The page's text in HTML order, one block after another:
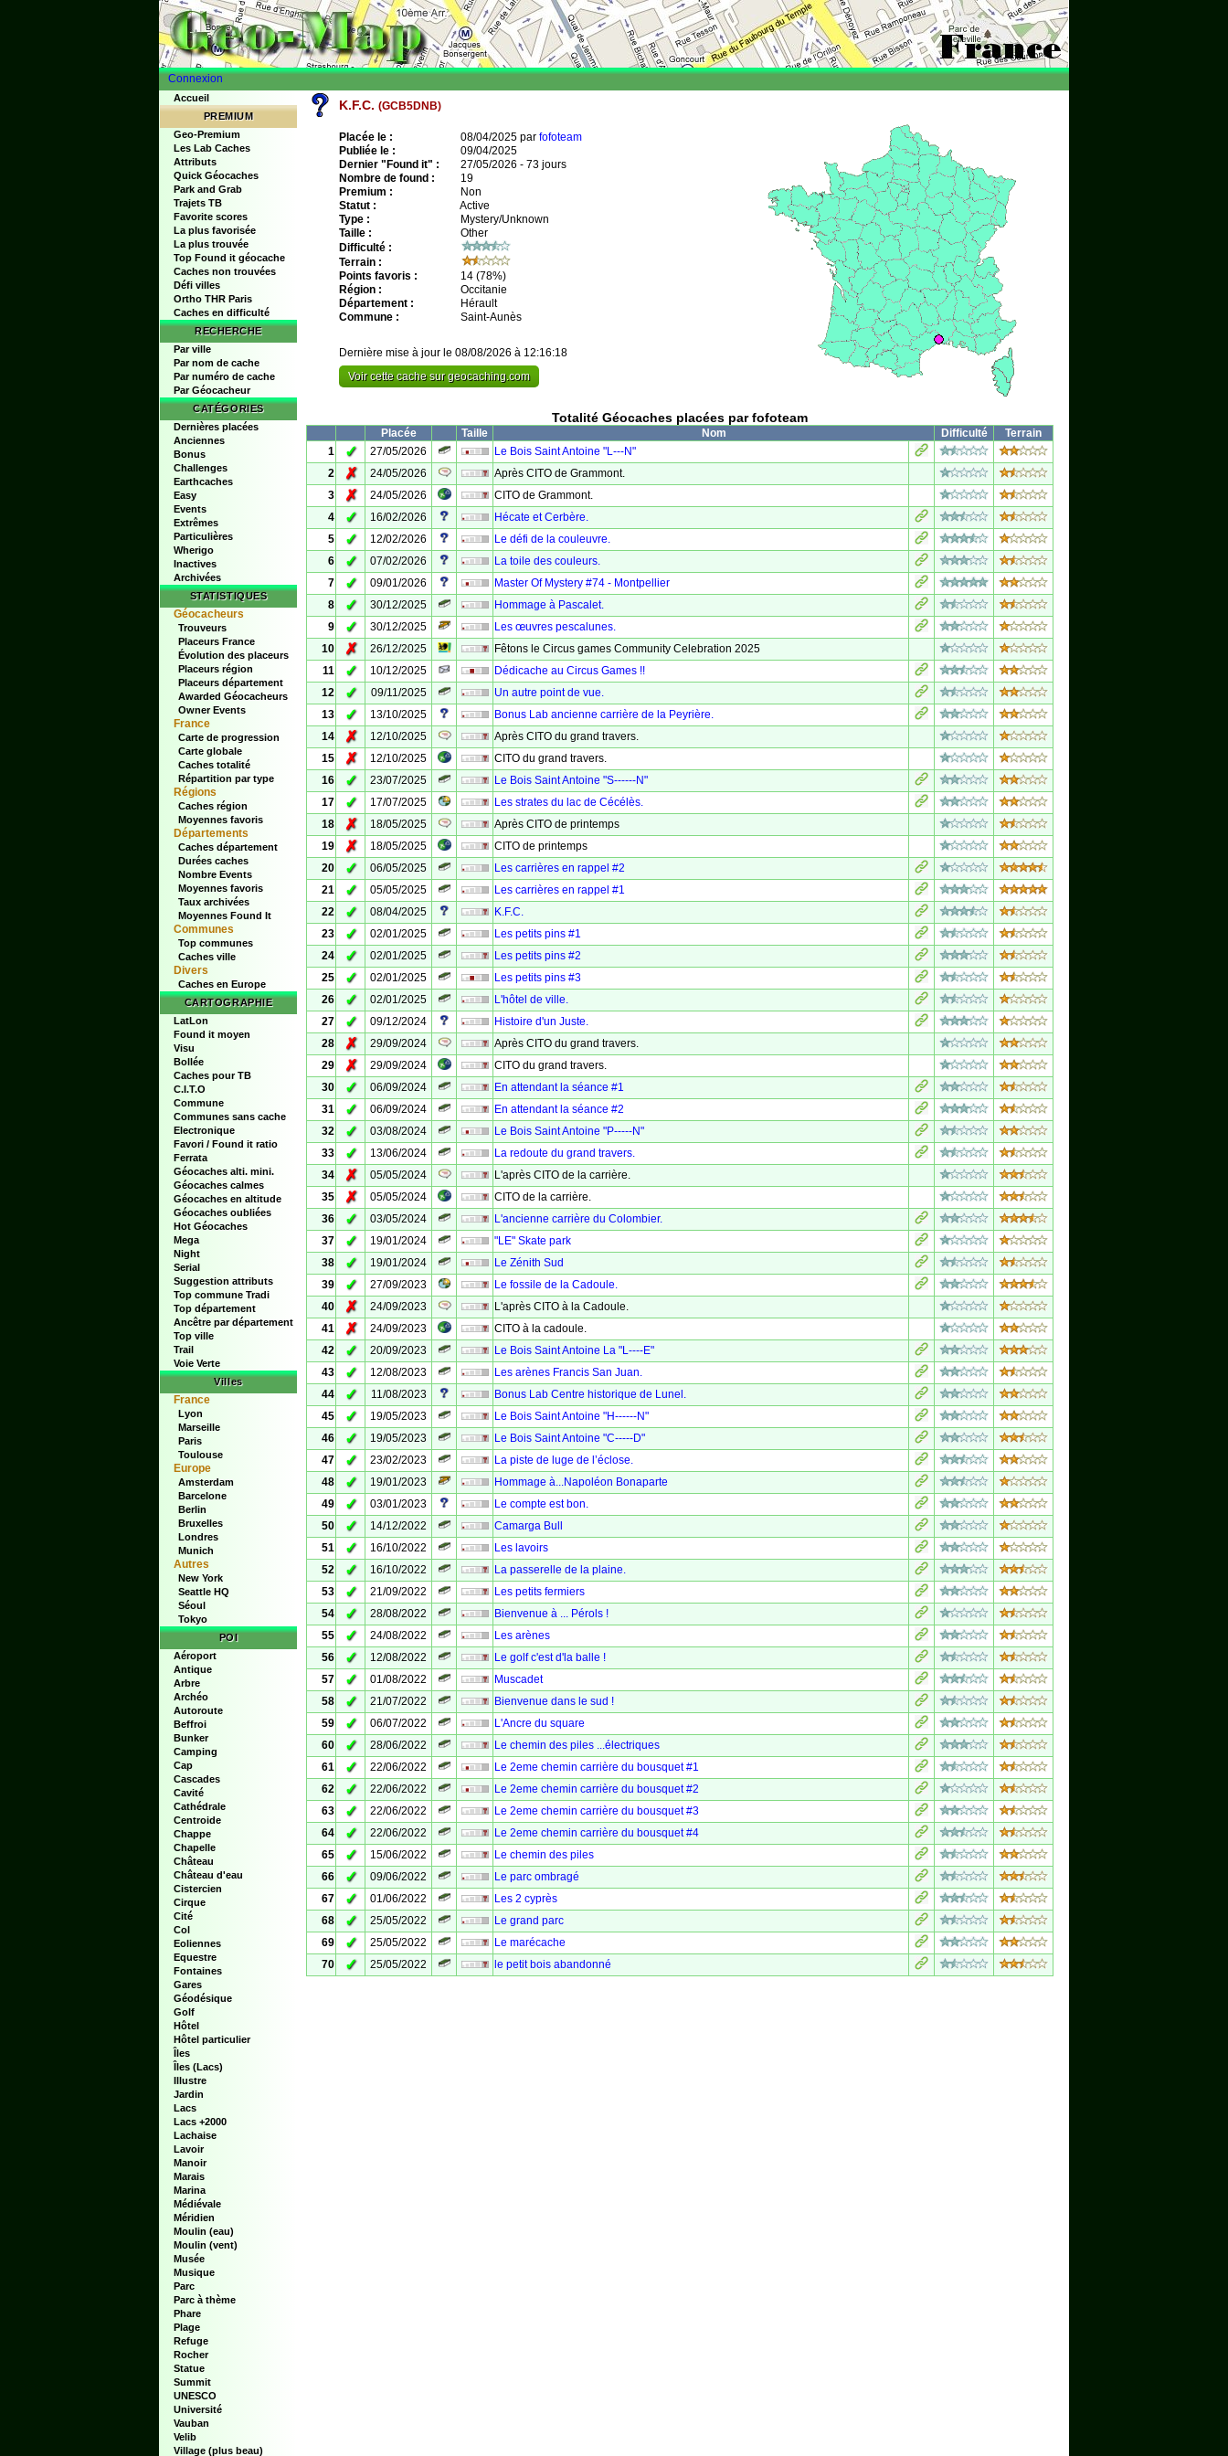
Connexion
Accueil
PREMIUM
Geo-Premium
Les Lab Caches
Attributs
Quick Géocaches
Park and Grab
Trajets TB
Favorite scores
La plus favorisée
La plus trouvée
Top Found it géocache
Caches non trouvées
Défi villes
Ortho THR Paris
Caches en difficulté
RECHERCHE
Par ville
Par nom de cache
Par numéro de cache
Par Géocacheur
CATÉGORIES
Dernières placées
Anciennes
Bonus
Challenges
Earthcaches
Easy
Events
Extrêmes
Particulières
Wherigo
Inactives
Archivées
STATISTIQUES
Géocacheurs
Trouveurs
Placeurs France
Évolution des placeurs
Placeurs région
Placeurs département
Awarded Géocacheurs
Owner Events
France
Carte de progression
Carte globale
Caches totalité
Répartition par type
Régions
Caches région
Moyennes favoris
Départements
Caches département
Durées caches
Nombre Events
Moyennes favoris
Taux archivées
Moyennes Found It
Communes
Top communes
Caches ville
Divers
Caches en Europe
CARTOGRAPHIE
LatLon
Found it moyen
Visu
Bollée
Caches pour TB
C.I.T.O
Commune
Communes sans cache
Electronique
Favori / Found it ratio
Ferrata
Géocaches alti. mini.
Géocaches calmes
Géocaches en altitude
Géocaches oubliées
Hot Géocaches
Mega
Night
Serial
Suggestion attributs
Top commune Tradi
Top département
Ancêtre par département
Top ville
Trail
Voie Verte
Villes
France
Lyon
Marseille
Paris
Toulouse
Europe
Amsterdam
Barcelone
Berlin
Bruxelles
Londres
Munich
Autres
New York
Seattle HQ
Séoul
Tokyo
POI
Aéroport
Antique
Arbre
Archéo
Autoroute
Beffroi
Bunker
Camping
Cap
Cascades
Cavité
Cathédrale
Centroide
Chappe
Chapelle
Château
Château d'eau
Cistercien
Cirque
Cité
Col
Eoliennes
Equestre
Fontaines
Gares
Géodésique
Golf
Hôtel
Hôtel particulier
Îles
Îles (Lacs)
Illustre
Jardin
Lacs
Lacs +2000
Lachaise
Lavoir
Manoir
Marais
Marina
Médiévale
Méridien
Moulin (eau)
Moulin (vent)
Musée
Musique
Parc
Parc à thème
Phare
Plage
Refuge
Rocher
Statue
Summit
UNESCO
Université
Vauban
Velib
Village (plus beau)
K.F.C. (GCB5DNB)
Placée le : 08/04/2025 par fofoteam
Publiée le :
09/04/2025
Dernier "Found it" :
27/05/2026 - 73 jours
Nombre de found :
19
Premium :
Non
Statut :
Active
Type :
Mystery/Unknown
Taille :
Other
Difficulté :
Terrain :
Points favoris :
14 (78%)
Région :
Occitanie
Département :
Hérault
Commune :
Saint-Aunès
Dernière mise à jour le 08/08/2026 à 12:16:18
Voir cette cache sur geocaching.com
Totalité Géocaches placées par fofoteam
Placée Taille Nom Difficulté
Terrain
1
✓ 27/05/2026
Le Bois Saint Antoine "L---N"
2
✗ 24/05/2026
Après CITO de Grammont.
3
✗ 24/05/2026
CITO de Grammont.
4
✓ 16/02/2026
Hécate et Cerbère.
5
✓ 12/02/2026
Le défi de la couleuvre.
6
✓ 07/02/2026
La toile des couleurs.
7
✓ 09/01/2026
Master Of Mystery #74 - Montpellier
8
✓ 30/12/2025
Hommage à Pascalet.
9
✓ 30/12/2025
Les œuvres pescalunes.
10
✗ 26/12/2025
Fêtons le Circus games Community Celebration 2025
11
✓ 10/12/2025
Dédicache au Circus Games !!
12
✓ 09/11/2025
Un autre point de vue.
13
✓ 13/10/2025
Bonus Lab ancienne carrière de la Peyrière.
14
✗ 12/10/2025
Après CITO du grand travers.
15
✗ 12/10/2025
CITO du grand travers.
16
✓ 23/07/2025
Le Bois Saint Antoine "S------N"
17
✓ 17/07/2025
Les strates du lac de Cécélès.
18
✗ 18/05/2025
Après CITO de printemps
19
✗ 18/05/2025
CITO de printemps
20
✓ 06/05/2025
Les carrières en rappel #2
21
✓ 05/05/2025
Les carrières en rappel #1
22
✓ 08/04/2025
K.F.C.
23
✓ 02/01/2025
Les petits pins #1
24
✓ 02/01/2025
Les petits pins #2
25
✓ 02/01/2025
Les petits pins #3
26
✓ 02/01/2025
L'hôtel de ville.
27
✓ 09/12/2024
Histoire d'un Juste.
28
✗ 29/09/2024
Après CITO du grand travers.
29
✗ 29/09/2024
CITO du grand travers.
30
✓ 06/09/2024
En attendant la séance #1
31
✓ 06/09/2024
En attendant la séance #2
32
✓ 03/08/2024
Le Bois Saint Antoine "P-----N"
33
✓ 13/06/2024
La redoute du grand travers.
34
✗ 05/05/2024
L'après CITO de la carrière.
35
✗ 05/05/2024
CITO de la carrière.
36
✓ 03/05/2024
L'ancienne carrière du Colombier.
37
✓ 19/01/2024
"LE" Skate park
38
✓ 19/01/2024
Le Zénith Sud
39
✓ 27/09/2023
Le fossile de la Cadoule.
40
✗ 24/09/2023
L'après CITO à la Cadoule.
41
✗ 24/09/2023
CITO à la cadoule.
42
✓ 20/09/2023
Le Bois Saint Antoine La "L----E"
43
✓ 12/08/2023
Les arènes Francis San Juan.
44
✓ 11/08/2023
Bonus Lab Centre historique de Lunel.
45
✓ 19/05/2023
Le Bois Saint Antoine "H------N"
46
✓ 19/05/2023
Le Bois Saint Antoine "C-----D"
47
✓ 23/02/2023
La piste de luge de l’éclose.
48
✓ 19/01/2023
Hommage à...Napoléon Bonaparte
49
✓ 03/01/2023
Le compte est bon.
50
✓ 14/12/2022
Camarga Bull
51
✓ 16/10/2022
Les lavoirs
52
✓ 16/10/2022
La passerelle de la plaine.
53
✓ 21/09/2022
Les petits fermiers
54
✓ 28/08/2022
Bienvenue à ... Pérols !
55
✓ 24/08/2022
Les arènes
56
✓ 12/08/2022
Le golf c'est d'la balle !
57
✓ 01/08/2022
Muscadet
58
✓ 21/07/2022
Bienvenue dans le sud !
59
✓ 06/07/2022
L'Ancre du square
60
✓ 28/06/2022
Le chemin des piles ...électriques
61
✓ 22/06/2022
Le 2eme chemin carrière du bousquet #1
62
✓ 22/06/2022
Le 2eme chemin carrière du bousquet #2
63
✓ 22/06/2022
Le 2eme chemin carrière du bousquet #3
64
✓ 22/06/2022
Le 2eme chemin carrière du bousquet #4
65
✓ 15/06/2022
Le chemin des piles
66
✓ 09/06/2022
Le parc ombragé
67
✓ 01/06/2022
Les 2 cyprès
68
✓ 25/05/2022
Le grand parc
69
✓ 25/05/2022
Le marécache
70
✓ 25/05/2022 le petit bois abandonné